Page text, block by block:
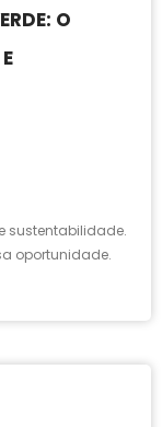
O
sustentabilidade.
oportunidade.